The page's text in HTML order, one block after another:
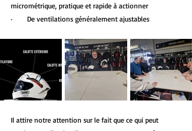
micrométrique, pratique et rapide à actionner
·        De ventilations généralement ajustables
Il attire notre attention sur le fait que ce qui peut